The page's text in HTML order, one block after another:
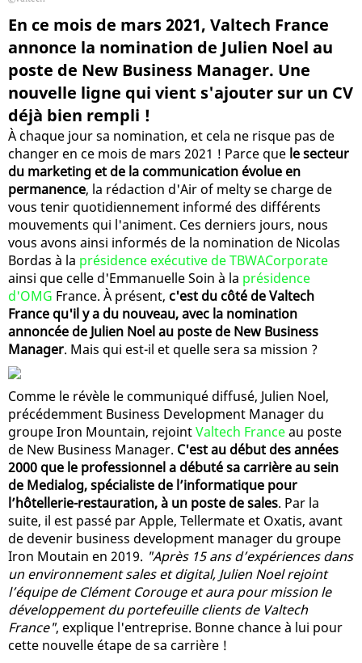
En ce mois de mars 2021, Valtech France
annonce la nomination de Julien Noel au
poste de New Business Manager. Une
nouvelle ligne qui vient s'ajouter sur un CV
déjà bien rempli !
À chaque jour sa nomination, et cela ne risque pas de
changer en ce mois de mars 2021 ! Parce que le secteur
du marketing et de la communication évolue en
permanence, la rédaction d'Air of melty se charge de
vous tenir quotidiennement informé des différents
mouvements qui l'animent. Ces derniers jours, nous
vous avons ainsi informés de la nomination de Nicolas
Bordas à la présidence exécutive de TBWACorporate
ainsi que celle d'Emmanuelle Soin à la présidence
d'OMG France. À présent, c'est du côté de Valtech
France qu'il y a du nouveau, avec la nomination
annoncée de Julien Noel au poste de New Business
Manager. Mais qui est-il et quelle sera sa mission ?
Comme le révèle le communiqué diffusé, Julien Noel,
précédemment Business Development Manager du
groupe Iron Mountain, rejointValtech Franceau poste
de New Business Manager. C'est au début des années
2000 que le professionnel a débuté sa carrière au sein
de Medialog, spécialiste de l’informatique pour
l’hôtellerie-restauration, à un poste de sales. Par la
suite, il est passé par Apple, Tellermate et Oxatis, avant
de devenir business development manager du groupe
Iron Moutain en 2019. "Après 15 ans d’expériences dans
un environnement sales et digital, Julien Noel rejoint
l’équipe de Clément Corouge et aura pour mission le
développement du portefeuille clients de Valtech
France", explique l'entreprise. Bonne chance à lui pour
cette nouvelle étape de sa carrière !